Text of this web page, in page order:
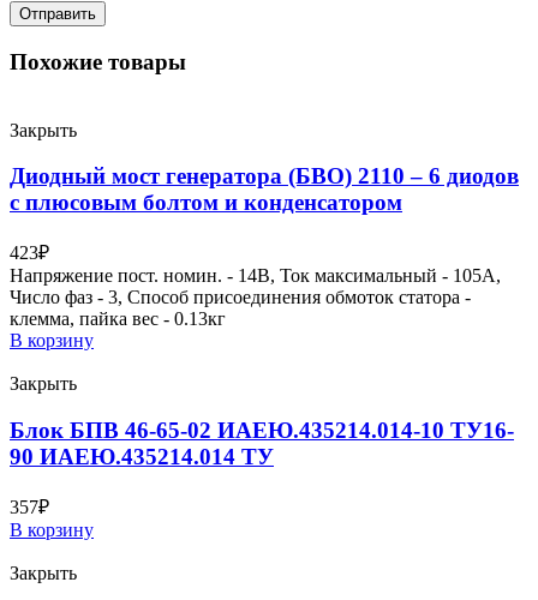
Похожие товары
Закрыть
Диодный мост генератора (БВО) 2110 – 6 диодов
с плюсовым болтом и конденсатором
423₽
Напряжение пост. номин. - 14В, Ток максимальный - 105А,
Число фаз - 3, Способ присоединения обмоток статора -
клемма, пайка вес - 0.13кг
В корзину
Закрыть
Блок БПВ 46-65-02 ИАЕЮ.435214.014-10 ТУ16-
90 ИАЕЮ.435214.014 ТУ
357₽
В корзину
Закрыть